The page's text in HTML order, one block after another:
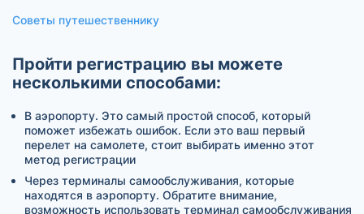
Советы путешественнику
Пройти регистрацию вы можете
несколькими способами:
В аэропорту. Это самый простой способ, который
поможет избежать ошибок. Если это ваш первый
перелет на самолете, стоит выбирать именно этот
метод регистрации
Через терминалы самообслуживания, которые
находятся в аэропорту. Обратите внимание,
возможность использовать терминал самообслуживания